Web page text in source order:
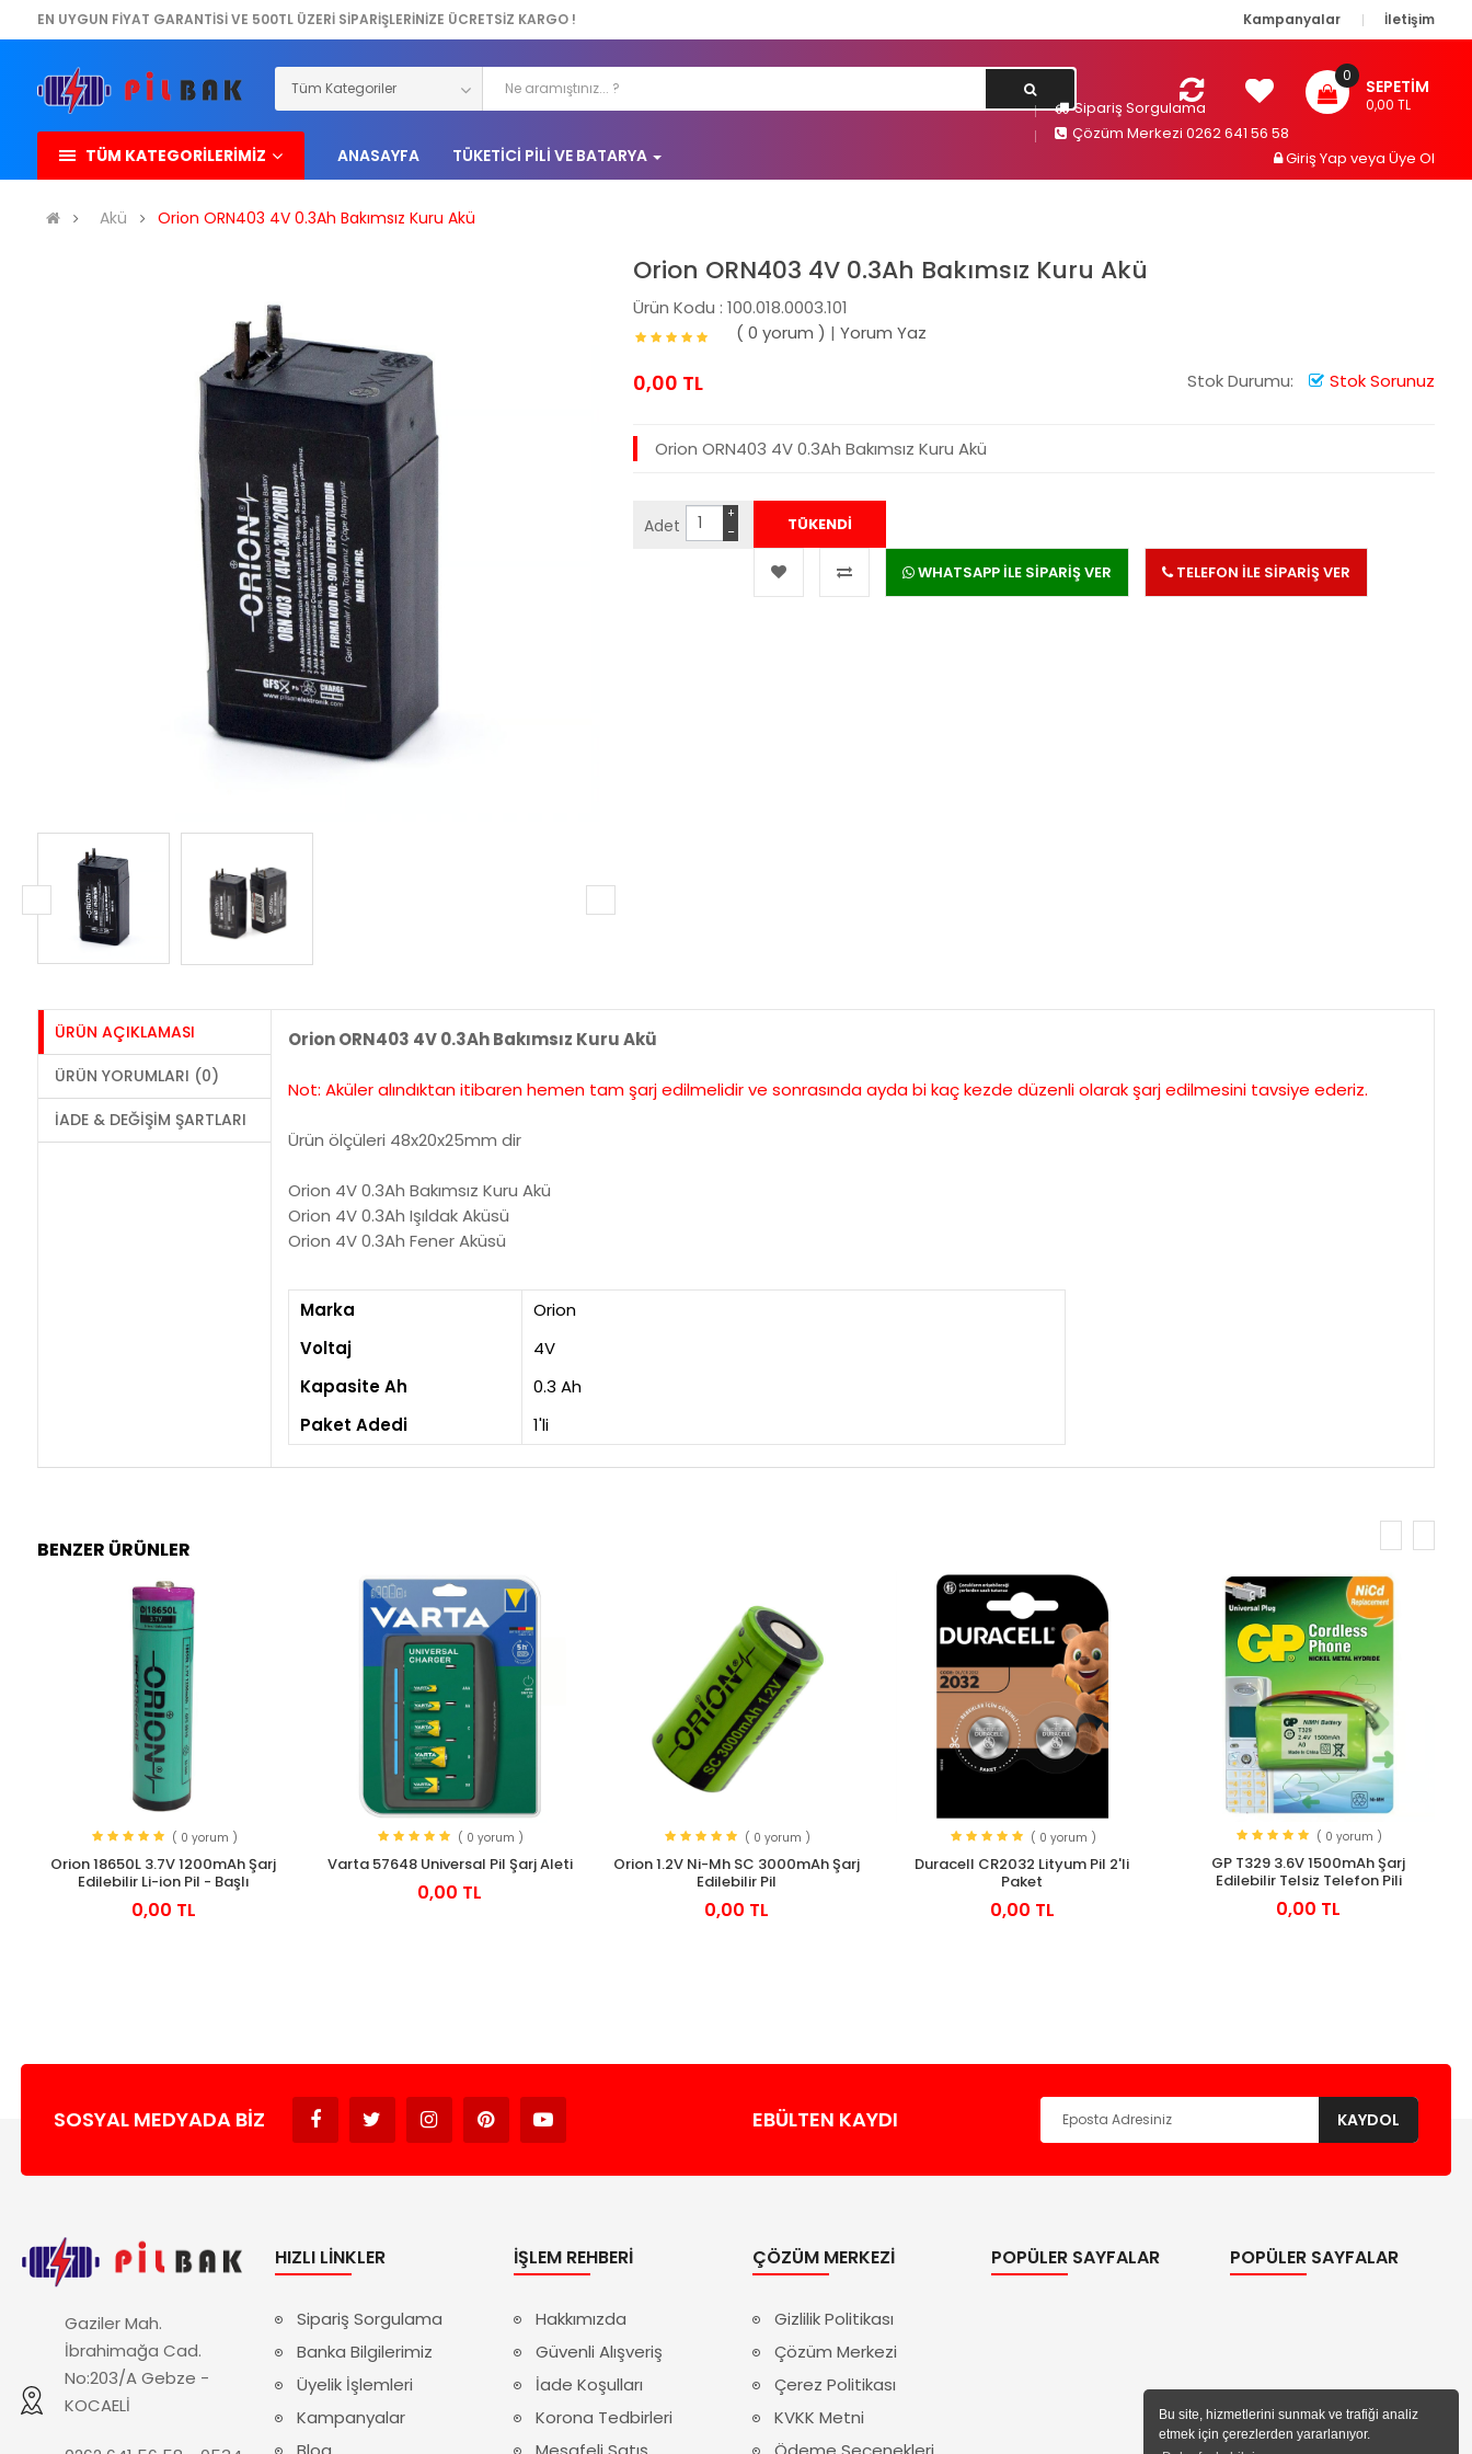
Bu site, hizmetlerini sunmak ve trafiği analiz
etmek için çerezlerden yararlanıyor.
EN UYGUN FİYAT GARANTİSİ VE 500TL ÜZERİ SİPARİŞLERİNİZE ÜCRETSİZ KARGO ! Kampanyalar İletişim
SEPETIM
0
0,00 TL
TÜM KATEGORİLERİMİZ ANASAYFA TÜKETICI PILI VE BATARYA
Sipariş Sorgulama
Çözüm Merkezi 0262 641 56 58
Giriş YapveyaÜye Ol
Akü Orion ORN403 4V 0.3Ah Bakımsız Kuru Akü
Orion ORN403 4V 0.3Ah Bakımsız Kuru Akü
Ürün Kodu : 100.018.0003.101
( 0 yorum ) |Yorum Yaz
0,00 TL Stok Durumu: Stok Sorunuz
Orion ORN403 4V 0.3Ah Bakımsız Kuru Akü
Adet −
+
WHATSAPP İLE SİPARİŞ VER TELEFON İLE SİPARİŞ VER
ÜRÜN AÇIKLAMASI
ÜRÜN YORUMLARI (0)
İADE & DEĞIŞIM ŞARTLARI
Orion ORN403 4V 0.3Ah Bakımsız Kuru Akü
Not: Aküler alındıktan itibaren hemen tam şarj edilmelidir ve sonrasında ayda bi kaç kezde düzenli olarak şarj edilmesini tavsiye ederiz.
Ürün ölçüleri 48x20x25mm dir
Orion 4V 0.3Ah Bakımsız Kuru Akü
Orion 4V 0.3Ah Işıldak Aküsü
Orion 4V 0.3Ah Fener Aküsü
Marka
Orion
Voltaj
4V
Kapasite Ah
0.3 Ah
Paket Adedi
1'li
BENZER ÜRÜNLER
( 0 yorum )
Orion 18650L 3.7V 1200mAh Şarj
Edilebilir Li-ion Pil - Başlı
0,00 TL
( 0 yorum )
Varta 57648 Universal Pil Şarj Aleti
0,00 TL
( 0 yorum )
Orion 1.2V Ni-Mh SC 3000mAh Şarj
Edilebilir Pil
0,00 TL
( 0 yorum )
Duracell CR2032 Lityum Pil 2'li
Paket
0,00 TL
( 0 yorum )
GP T329 3.6V 1500mAh Şarj
Edilebilir Telsiz Telefon Pili
0,00 TL
SOSYAL MEDYADA BIZ EBÜLTEN KAYDI KAYDOL
Gaziler Mah.
İbrahimağa Cad.
No:203/A Gebze -
KOCAELİ
HIZLI LINKLER
Sipariş Sorgulama
Banka Bilgilerimiz
Üyelik İşlemleri
Kampanyalar
İŞLEM REHBERI
Hakkımızda
Güvenli Alışveriş
İade Koşulları
Korona Tedbirleri
ÇÖZÜM MERKEZI
Gizlilik Politikası
Çözüm Merkezi
Çerez Politikası
KVKK Metni
POPÜLER SAYFALAR POPÜLER SAYFALAR